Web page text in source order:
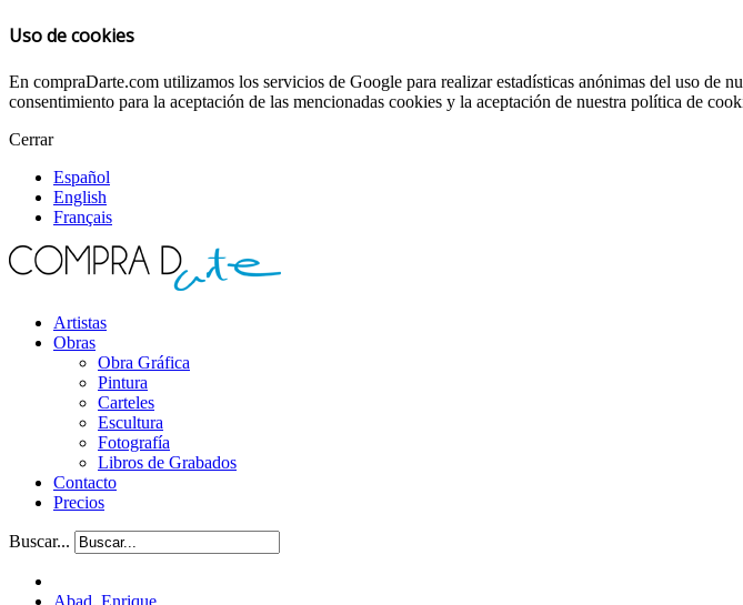
Uso de cookies
En compraDarte.com utilizamos los servicios de Google para realizar estadísticas anónimas del uso de
consentimiento para la aceptación de las mencionadas cookies y la aceptación de nuestra política de
Cerrar
Español
English
Français
Artistas
Obras
Obra Gráfica
Pintura
Carteles
Escultura
Fotografía
Libros de Grabados
Contacto
Precios
Buscar...
Abad, Enrique